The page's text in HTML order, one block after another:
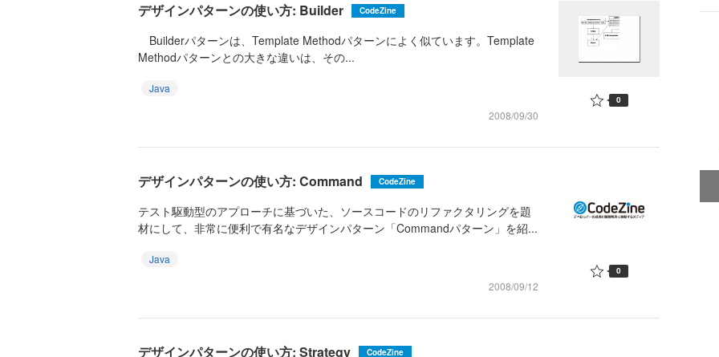
デザインパターンの使い方: Builder CodeZine
Builderパターンは、Template Methodパターンによく似ています。Template
Methodパターンとの大きな違いは、その...
Java
2008/09/30
0
デザインパターンの使い方: Command CodeZine
テスト駆動型のアプローチに基づいた、ソースコードのリファクタリングを題
材にして、非常に便利で有名なデザインパターン「Commandパターン」を紹...
Java
2008/09/12
0
デザインパターンの使い方: Strategy CodeZine